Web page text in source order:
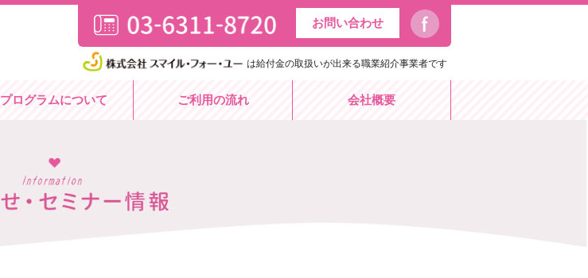
お問い合わせ
は給付金の取扱いが出来る職業紹介事業者です
プログラムについて ご利用の流れ 会社概要